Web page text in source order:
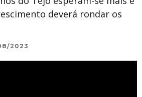
deverá rondar os
2023